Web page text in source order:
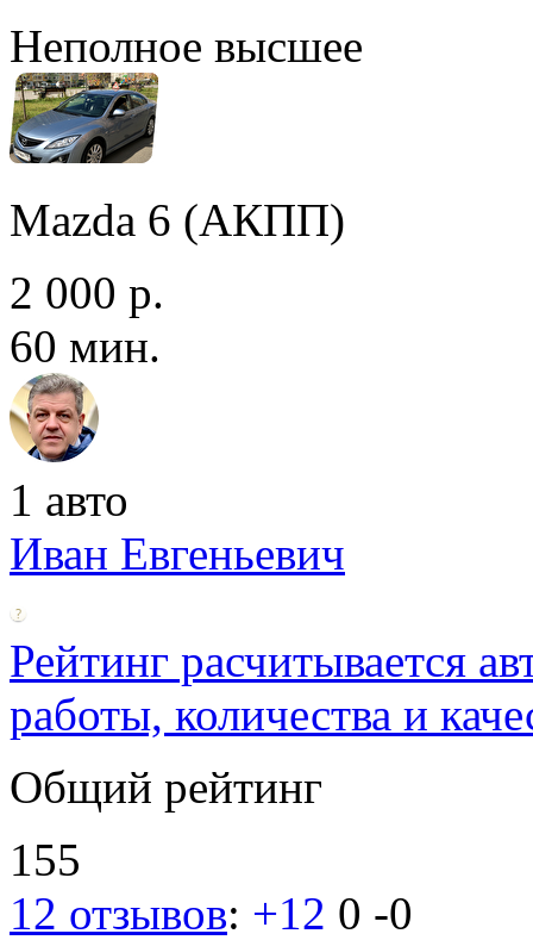
Неполное высшее
Mazda 6 (АКПП)
2 000 р.
60 мин.
1 авто
Иван Евгеньевич
Рейтинг расчитывается
работы, количества и
Общий рейтинг
155
12 отзывов: +12 0 -0